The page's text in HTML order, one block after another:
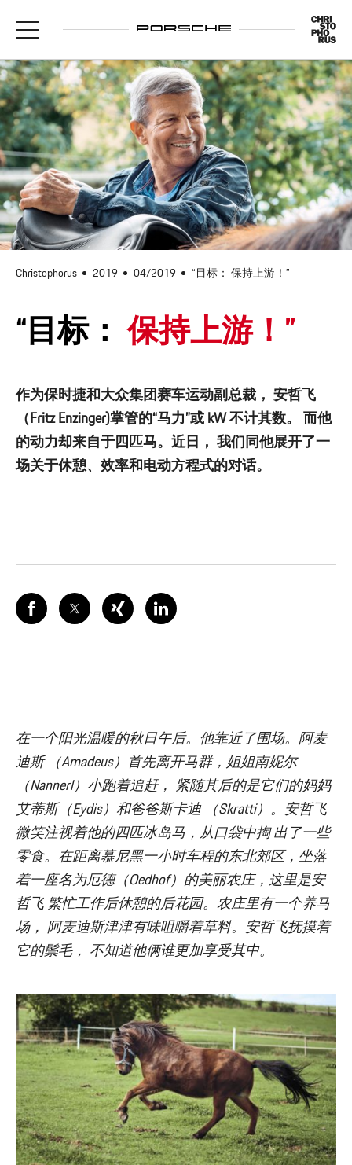
Christophorus 2019 04/2019 “目标： 保持上游！”
“目标：保持上游！”
作为保时捷和大众集团赛车运动副总裁， 安哲飞
（Fritz Enzinger)掌管的“马力”或 kW 不计其数。 而他
的动力却来自于四匹马。近日， 我们同他展开了一
场关于休憩、效率和电动方程式的对话。
在一个阳光温暖的秋日午后。他靠近了围场。阿麦
迪斯 （Amadeus）首先离开马群，姐姐南妮尔
（Nannerl）小跑着追赶， 紧随其后的是它们的妈妈
艾蒂斯（Eydis）和爸爸斯卡迪 （Skratti）。安哲飞
微笑注视着他的四匹冰岛马，从口袋中掏 出了一些
零食。在距离慕尼黑一小时车程的东北郊区，坐落
着一座名为厄德（Oedhof）的美丽农庄，这里是安
哲飞 繁忙工作后休憩的后花园。农庄里有一个养马
场， 阿麦迪斯津津有味咀嚼着草料。安哲飞抚摸着
它的鬃毛， 不知道他俩谁更加享受其中。